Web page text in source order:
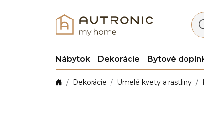
Nábytok Dekorácie Bytové
Dekorácie Umelé kvety a rastliny